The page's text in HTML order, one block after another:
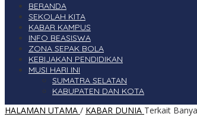
BERANDA
SEKOLAH KITA
KABAR KAMPUS
INFO BEASISWA
ZONA SEPAK BOLA
KEBIJAKAN PENDIDIKAN
MUSI HARI INI
SUMATRA SELATAN
KABUPATEN DAN KOTA
HALAMAN UTAMA / KABAR DUNIA Terkait